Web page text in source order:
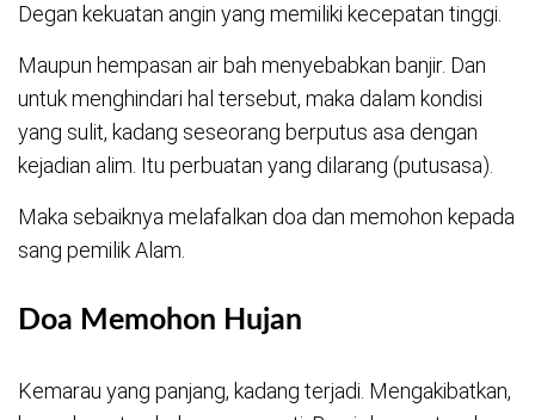
Degan kekuatan angin yang memiliki kecepatan tinggi.
Maupun hempasan air bah menyebabkan banjir. Dan
untuk menghindari hal tersebut, maka dalam kondisi
yang sulit, kadang seseorang berputus asa dengan
kejadian alim. Itu perbuatan yang dilarang (putusasa).
Maka sebaiknya melafalkan doa dan memohon kepada
sang pemilik Alam.
Doa Memohon Hujan
Kemarau yang panjang, kadang terjadi. Mengakibatkan,